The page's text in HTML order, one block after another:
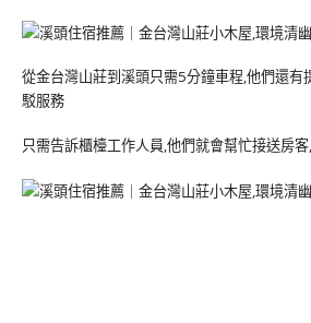
從金台灣山莊到溪頭只需5分鐘車程,他們還有
駁服務
只需告訴櫃檯工作人員,他們就會幫忙接送房